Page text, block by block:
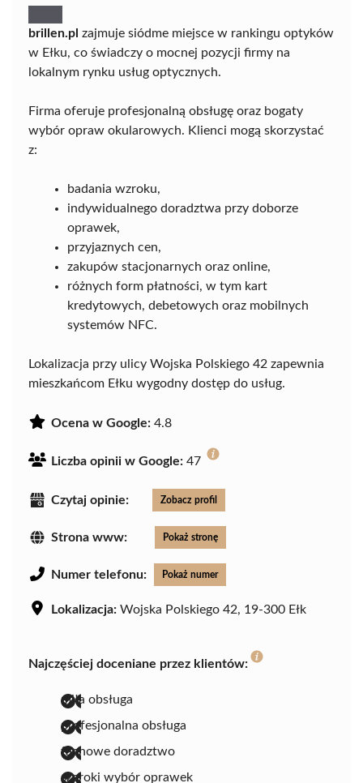
brillen.pl zajmuje siódme miejsce w rankingu optyków
w Ełku, co świadczy o mocnej pozycji firmy na
lokalnym rynku usług optycznych.
Firma oferuje profesjonalną obsługę oraz bogaty
wybór opraw okularowych. Klienci mogą skorzystać
z:
badania wzroku,
indywidualnego doradztwa przy doborze
oprawek,
przyjaznych cen,
zakupów stacjonarnych oraz online,
różnych form płatności, w tym kart
kredytowych, debetowych oraz mobilnych
systemów NFC.
Lokalizacja przy ulicy Wojska Polskiego 42 zapewnia
mieszkańcom Ełku wygodny dostęp do usług.
Ocena w Google: 4.8
Liczba opinii w Google: 47
Czytaj opinie: Zobacz profil
Strona www: Pokaż stronę
Numer telefonu: Pokaż numer
Lokalizacja: Wojska Polskiego 42, 19-300 Ełk
Najczęściej doceniane przez klientów:
miła obsługa
profesjonalna obsługa
fachowe doradztwo
szeroki wybór oprawek